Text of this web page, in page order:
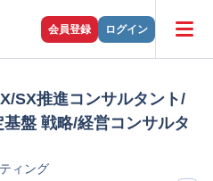
会員登録 ログイン
SX推進コンサルタント/
盤 戦略/経営コンサルタ
ィング